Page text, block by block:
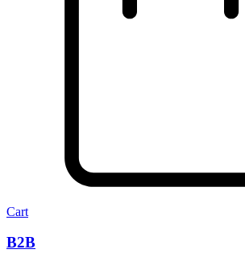
Cart
B2B